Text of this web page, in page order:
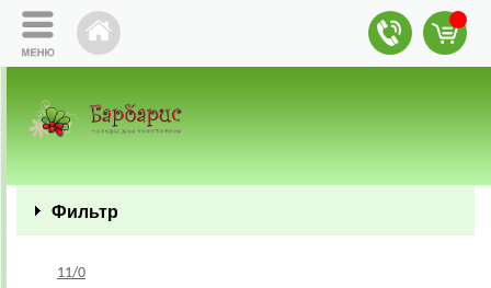
Фильтр
11/0